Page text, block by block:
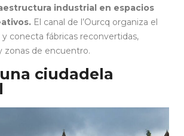
industrial en espacios
El canal de l’Ourcq organiza el
conecta fábricas reconvertidas,
zonas de encuentro.
ciudadela